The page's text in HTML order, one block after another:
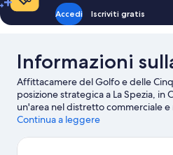
Accedi Iscriviti gratis
Informazioni
Affittacamere del Golfo e delle
posizione strategica a La Spezia, in
un'area nel distretto commerciale e
ferroviaria. A livello naturalistico,
Vernazza. Scopri le divertenti
Continua a leggere